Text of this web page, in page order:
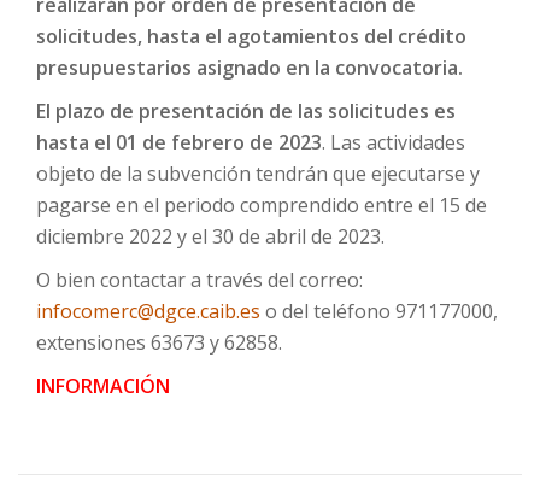
solicitudes, hasta el agotamientos del crédito
presupuestarios asignado en la convocatoria.
El plazo de presentación de las solicitudes es
hasta el 01 de febrero de 2023. Las actividades
objeto de la subvención tendrán que ejecutarse y
pagarse en el periodo comprendido entre el 15 de
diciembre 2022 y el 30 de abril de 2023.
O bien contactar a través del correo:
infocomerc@dgce.caib.es o del teléfono 971177000,
extensiones 63673 y 62858.
INFORMACIÓN